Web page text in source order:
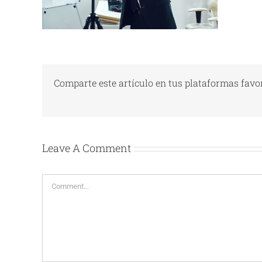
Comparte este artículo en tus plataformas
Leave A Comment